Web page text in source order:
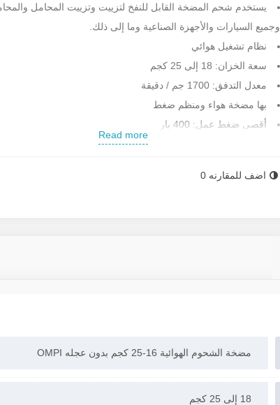
يستخدم شحم المضخة القابل للنفخ لتزييت وتزييت المحامل
وجميع السيارات والأجهزة الصناعية وما إلى ذلك.
نظام تشغيل هوائي
سعة الخزان: 18 إلى 25 كجم
معدل التدفق: 1700 جم / دقيقة
بها مضخة هواء ومنظم ضغط
أقصى ضغط عمل: 400 بار
الابعاد: 930 * 390 * 240 ملم
Read more
اضف للمقارنه 0
مضخة الشحوم الهوائية 16-25 کجم بدون عجله OMPI
18 إلى 25 كجم